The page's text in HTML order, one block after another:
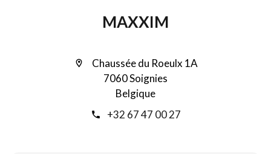
MAXXIM
Chaussée du Roeulx 1A
7060 Soignies
Belgique
+32 67 47 00 27